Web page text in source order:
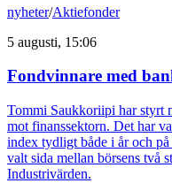
nyheter/Aktiefonder
5 augusti, 15:06
Fondvinnare med
Tommi Saukkoriipi har styrt
mot finanssektorn. Det har
index tydligt både i år och
valt sida mellan börsens två
Industrivärden.